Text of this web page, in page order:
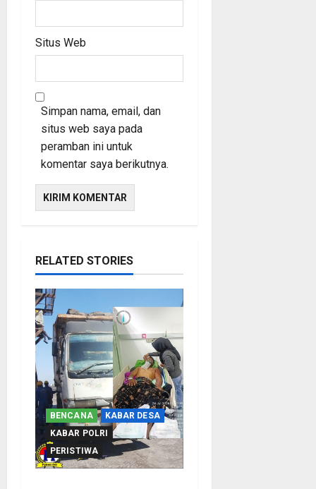
Situs Web
Simpan nama, email, dan
situs web saya pada
peramban ini untuk
komentar saya berikutnya.
RELATED STORIES
BENCANA
KABAR DESA
KABAR POLRI
PERISTIWA